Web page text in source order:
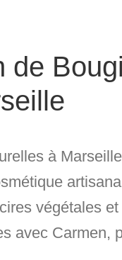
de
à Marseille
végétales
avec Carmen,